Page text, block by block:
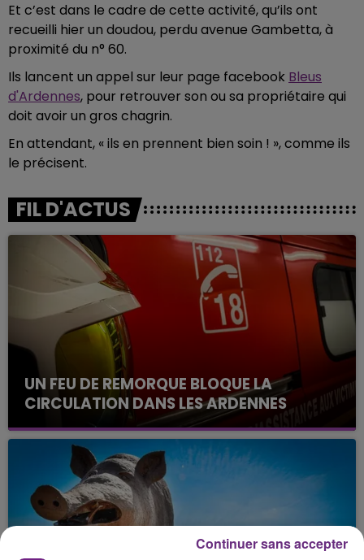
Et c’est dans le cadre de cette activité, qu’ils ont
recueilli hier un doudou, perdu avenue Gambetta, à
proximité du n° 60.
Ils lancent un appel sur leur page facebook Bleus
d'Ardennes, pour retrouver son ou sa propriétaire qui
doit avoir un gros chagrin.
En attendant, « ils en prennent bien soin ! », comme ils
le précisent.
FIL D'ACTUS
UN FEU DE REMORQUE BLOQUE LA
CIRCULATION DANS LES ARDENNES
Un feu de remorque s'est déclaré ce mercredi en
fin de matinée sur l'A34.
Continuer sans accepter